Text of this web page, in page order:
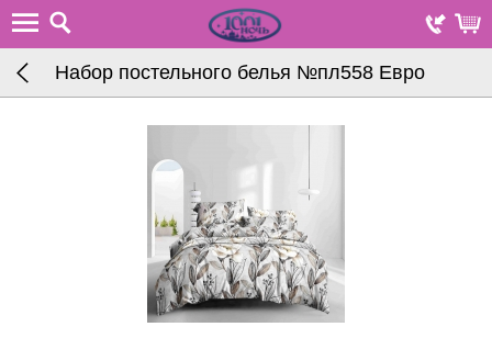
Набор постельного белья №пл558 Евро